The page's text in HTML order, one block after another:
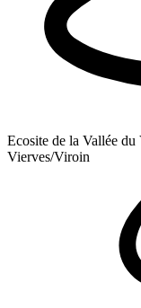
Ecosite de la Vallée
Vierves/Viroin